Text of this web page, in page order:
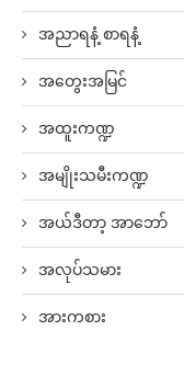
အညာရနံ့ စာရနံ့
အတွေးအမြင်
အထူးကဏ္ဍ
အမျိုးသမီးကဏ္ဍ
အယ်ဒီတာ့ အာဘော်
အလုပ်သမား
အားကစား